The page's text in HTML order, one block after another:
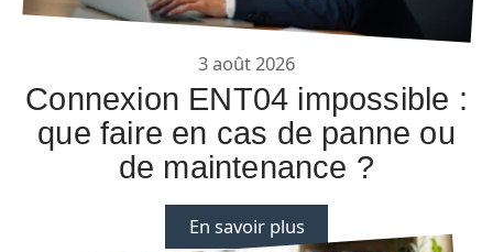
3 août 2026
Connexion ENT04 impossible :
que faire en cas de panne ou
de maintenance ?
En savoir plus